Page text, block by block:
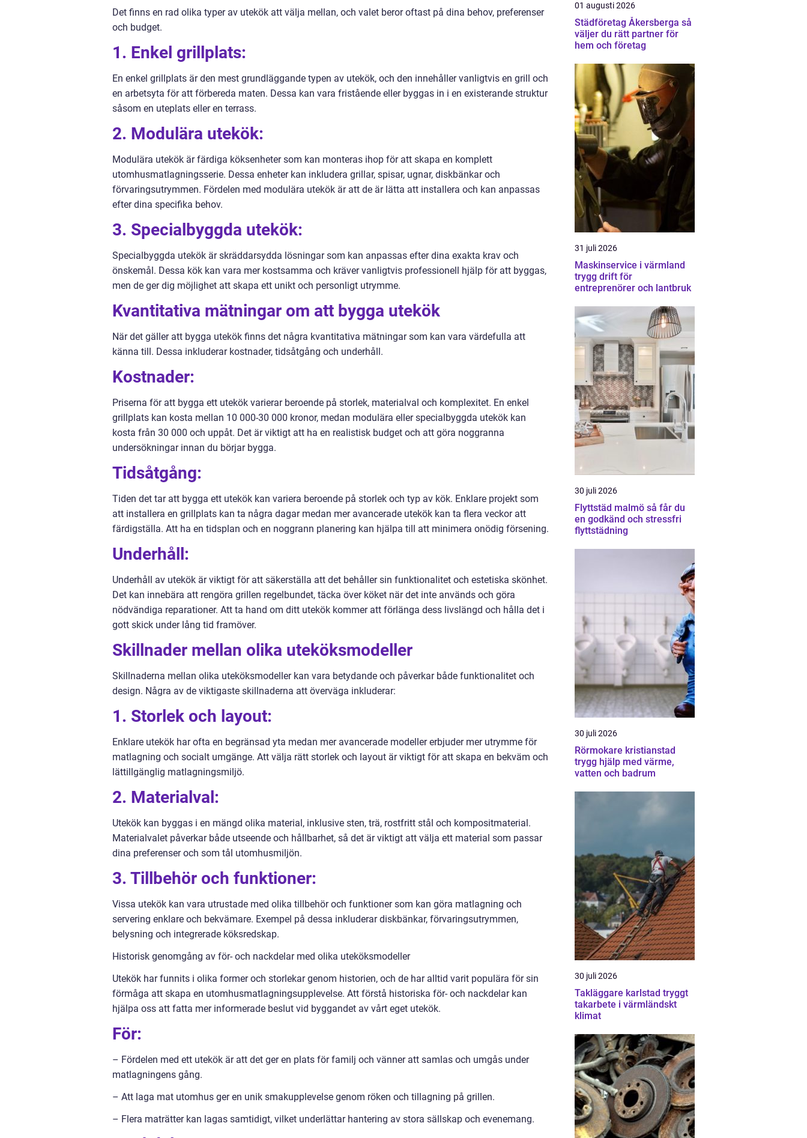
Det finns en rad olika typer av utekök att välja mellan, och valet beror oftast på dina behov, preferenser
och budget.
1. Enkel grillplats:
En enkel grillplats är den mest grundläggande typen av utekök, och den innehåller vanligtvis en grill och
en arbetsyta för att förbereda maten. Dessa kan vara fristående eller byggas in i en existerande struktur
såsom en uteplats eller en terrass.
2. Modulära utekök:
Modulära utekök är färdiga köksenheter som kan monteras ihop för att skapa en komplett
utomhusmatlagningsserie. Dessa enheter kan inkludera grillar, spisar, ugnar, diskbänkar och
förvaringsutrymmen. Fördelen med modulära utekök är att de är lätta att installera och kan anpassas
efter dina specifika behov.
3. Specialbyggda utekök:
Specialbyggda utekök är skräddarsydda lösningar som kan anpassas efter dina exakta krav och
önskemål. Dessa kök kan vara mer kostsamma och kräver vanligtvis professionell hjälp för att byggas,
men de ger dig möjlighet att skapa ett unikt och personligt utrymme.
Kvantitativa mätningar om att bygga utekök
När det gäller att bygga utekök finns det några kvantitativa mätningar som kan vara värdefulla att
känna till. Dessa inkluderar kostnader, tidsåtgång och underhåll.
Kostnader:
Priserna för att bygga ett utekök varierar beroende på storlek, materialval och komplexitet. En enkel
grillplats kan kosta mellan 10 000-30 000 kronor, medan modulära eller specialbyggda utekök kan
kosta från 30 000 och uppåt. Det är viktigt att ha en realistisk budget och att göra noggranna
undersökningar innan du börjar bygga.
Tidsåtgång:
Tiden det tar att bygga ett utekök kan variera beroende på storlek och typ av kök. Enklare projekt som
att installera en grillplats kan ta några dagar medan mer avancerade utekök kan ta flera veckor att
färdigställa. Att ha en tidsplan och en noggrann planering kan hjälpa till att minimera onödig försening.
Underhåll:
Underhåll av utekök är viktigt för att säkerställa att det behåller sin funktionalitet och estetiska skönhet.
Det kan innebära att rengöra grillen regelbundet, täcka över köket när det inte används och göra
nödvändiga reparationer. Att ta hand om ditt utekök kommer att förlänga dess livslängd och hålla det i
gott skick under lång tid framöver.
Skillnader mellan olika uteköksmodeller
Skillnaderna mellan olika uteköksmodeller kan vara betydande och påverkar både funktionalitet och
design. Några av de viktigaste skillnaderna att överväga inkluderar:
1. Storlek och layout:
Enklare utekök har ofta en begränsad yta medan mer avancerade modeller erbjuder mer utrymme för
matlagning och socialt umgänge. Att välja rätt storlek och layout är viktigt för att skapa en bekväm och
lättillgänglig matlagningsmiljö.
2. Materialval:
Utekök kan byggas i en mängd olika material, inklusive sten, trä, rostfritt stål och kompositmaterial.
Materialvalet påverkar både utseende och hållbarhet, så det är viktigt att välja ett material som passar
dina preferenser och som tål utomhusmiljön.
3. Tillbehör och funktioner:
Vissa utekök kan vara utrustade med olika tillbehör och funktioner som kan göra matlagning och
servering enklare och bekvämare. Exempel på dessa inkluderar diskbänkar, förvaringsutrymmen,
belysning och integrerade köksredskap.
Historisk genomgång av för- och nackdelar med olika uteköksmodeller
Utekök har funnits i olika former och storlekar genom historien, och de har alltid varit populära för sin
förmåga att skapa en utomhusmatlagningsupplevelse. Att förstå historiska för- och nackdelar kan
hjälpa oss att fatta mer informerade beslut vid byggandet av vårt eget utekök.
För:
– Fördelen med ett utekök är att det ger en plats för familj och vänner att samlas och umgås under
matlagningens gång.
– Att laga mat utomhus ger en unik smakupplevelse genom röken och tillagning på grillen.
– Flera maträtter kan lagas samtidigt, vilket underlättar hantering av stora sällskap och evenemang.
01 augusti 2026
Städföretag Åkersberga så
väljer du rätt partner för
hem och företag
31 juli 2026
Maskinservice i värmland
trygg drift för
entreprenörer och lantbruk
30 juli 2026
Flyttstäd malmö så får du
en godkänd och stressfri
flyttstädning
30 juli 2026
Rörmokare kristianstad
trygg hjälp med värme,
vatten och badrum
30 juli 2026
Takläggare karlstad tryggt
takarbete i värmländskt
klimat